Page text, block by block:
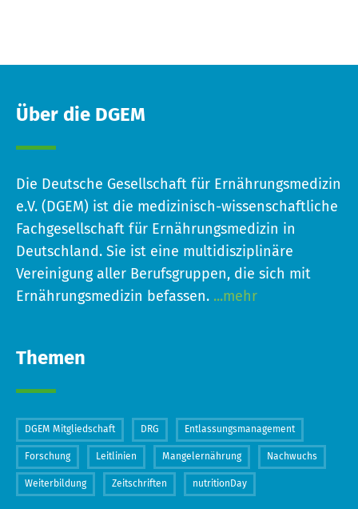
Über die DGEM
Die Deutsche Gesellschaft für Ernährungsmedizin
e.V. (DGEM) ist die medizinisch-wissenschaftliche
Fachgesellschaft für Ernährungsmedizin in
Deutschland. Sie ist eine multidisziplinäre
Vereinigung aller Berufsgruppen, die sich mit
Ernährungsmedizin befassen. ...mehr
Themen
DGEM Mitgliedschaft DRG Entlassungsmanagement
Forschung Leitlinien Mangelernährung Nachwuchs
Weiterbildung Zeitschriften nutritionDay